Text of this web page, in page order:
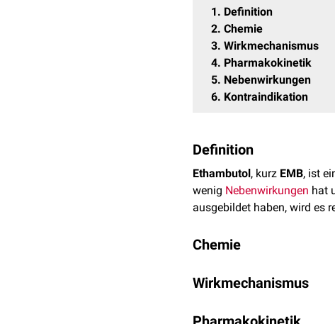
1
Definition
2 Chemie
3 Wirkmechanismus
4 Pharmakokinetik
5 Nebenwirkungen
6 Kontraindikation
Definition
Ethambutol, kurz EMB, ist
wenig Nebenwirkungen hat
ausgebildet haben, wird es
Chemie
Wirkmechanismus